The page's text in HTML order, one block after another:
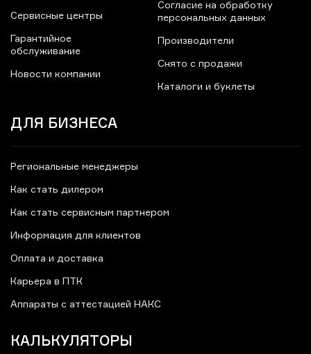
Сервисные центры
Гарантийное
обслуживание
Новости компании
Согласие на обработку
персональных данных
Производители
Снято с продажи
Каталоги и буклеты
ДЛЯ БИЗНЕСА
Региональные менеджеры
Как стать дилером
Как стать сервисным партнером
Информация для клиентов
Оплата и доставка
Карьера в ПТК
Аппараты с аттестацией НАКС
КАЛЬКУЛЯТОРЫ